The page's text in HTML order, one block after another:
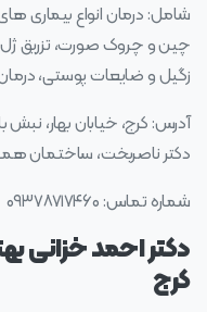
شامل: درمان انواع بیماری
چین و چروک صورت، تزریق ژل
زگیل و ضایعات پوستی،
آدرس: کرج، خیابان بهار، نبش
دکتر ناصربخت، ساختمان
شماره تماس: ۰۹۳۷۸۷۱۷۴۶۰
دکتر احمد خزانی
کرج